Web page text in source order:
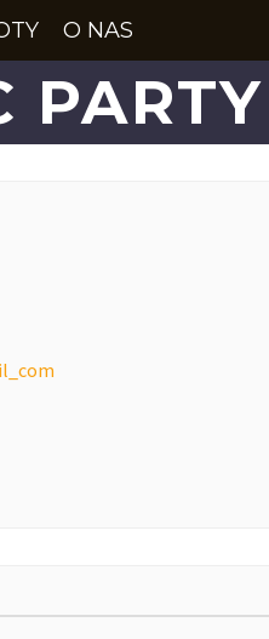
O NAS
PARTY